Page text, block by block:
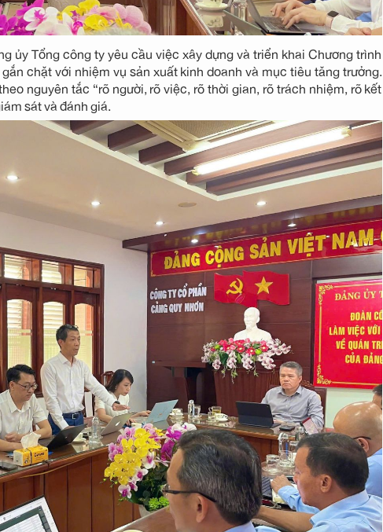
ủy Tổng công ty yêu cầu việc xây dựng và triển khai Chương trình
chặt với nhiệm vụ sản xuất kinh doanh và mục tiêu tăng trưởng.
nguyên tắc “rõ người, rõ việc, rõ thời gian, rõ trách nhiệm, rõ kết
sát và đánh giá.